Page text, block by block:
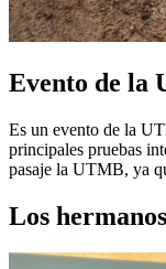
Evento de la
Es un evento de la
principales pruebas
pasaje la UTMB, ya
Los